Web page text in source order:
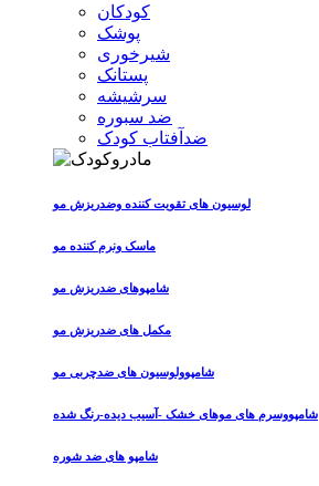
کودکان
پوشک
شیرخوری
پستانک
سرشیشه
ضد سبوره
ضدآفتاب کودک
لوسیون های تقویت کننده وضدریزش مو
ماسک ونرم کننده مو
شامپوهای ضدریزش مو
مکمل های ضدریزش مو
شامپوولوسیون های ضدچربی مو
شامپووسرم های موهای خشک -آسیب دیده-رنگ شده
شامپو های ضد شوره